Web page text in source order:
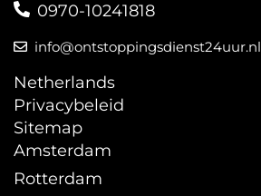
0970-10241818
info@ontstoppingsdienst24uur.nl
Netherlands
Privacybeleid
Sitemap
Amsterdam
Rotterdam